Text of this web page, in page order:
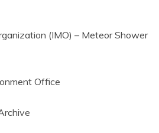
(IMO) – Meteor Shower
Office